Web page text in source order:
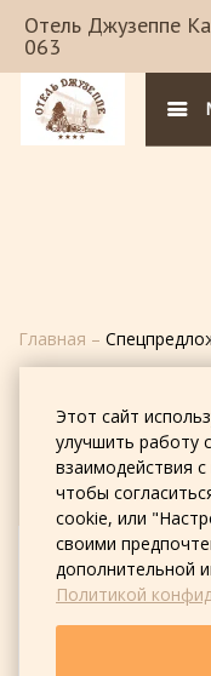
Этот сайт
улучшить работу
взаимодействия
чтобы
cookie, или
своими
дополнительной
Политикой
Отель Джузеппе
063
Главная –
отель